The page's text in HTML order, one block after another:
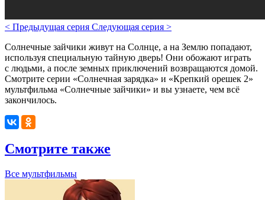
< Предыдущая серия Следующая серия >
Солнечные зайчики живут на Солнце, а на Землю попадают,
используя специальную тайную дверь! Они обожают играть
с людьми, а после земных приключений возвращаются домой.
Смотрите серии «Солнечная зарядка» и «Крепкий орешек 2»
мультфильма «Солнечные зайчики» и вы узнаете, чем всё
закончилось.
Смотрите также
Все мультфильмы